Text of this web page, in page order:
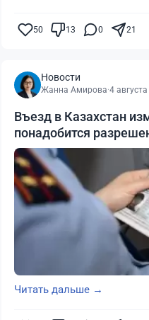
50 13 0 21
Новости
Жанна Амирова·4
Въезд в Казахстан
понадобится
Читать дальше →